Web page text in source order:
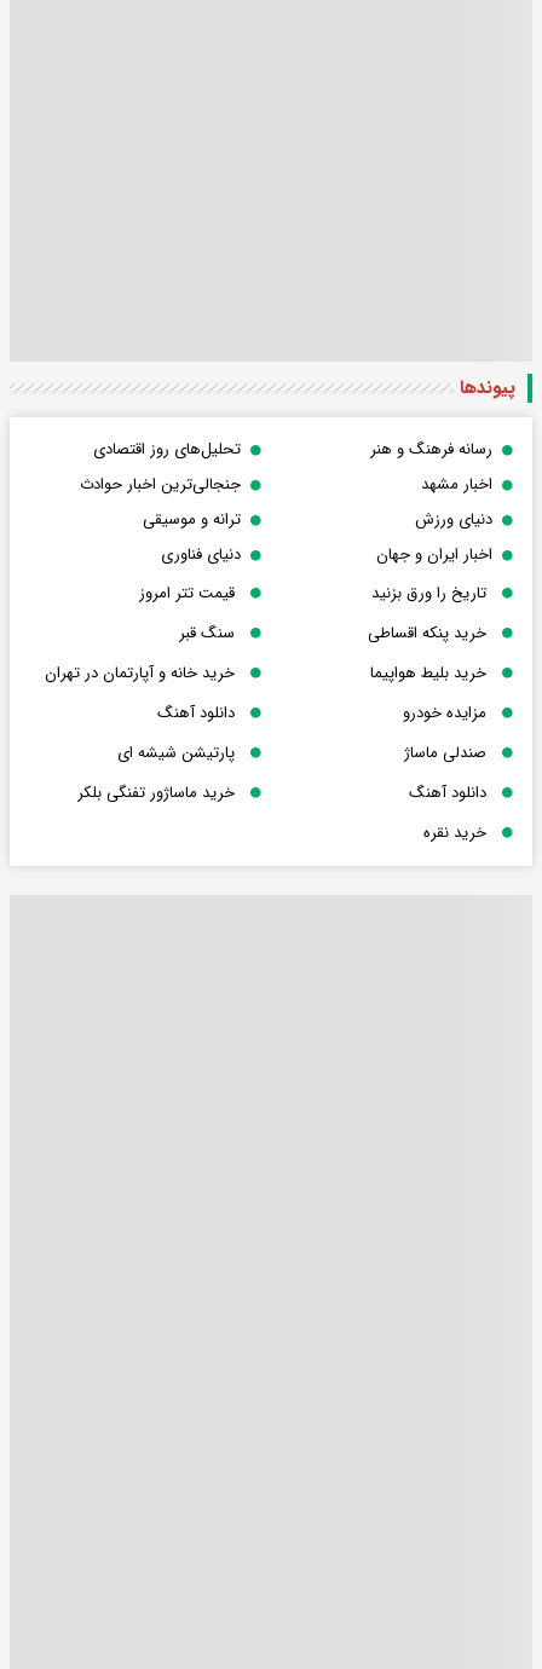
پیوندها
رسانه فرهنگ و هنر
تحلیل‌های روز اقتصادی
اخبار مشهد
جنجالی‌ترین اخبار حوادث
دنیای ورزش
ترانه و موسیقی
اخبار ایران و جهان
دنیای فناوری
تاریخ را ورق بزنید
قیمت تتر امروز
خرید پنکه اقساطی
سنگ قبر
خرید بلیط هواپیما
خرید خانه و آپارتمان در تهران
مزایده خودرو
دانلود آهنگ
صندلی ماساژ
پارتیشن شیشه ای
دانلود آهنگ
خرید ماساژور تفنگی بلکر
خرید نقره